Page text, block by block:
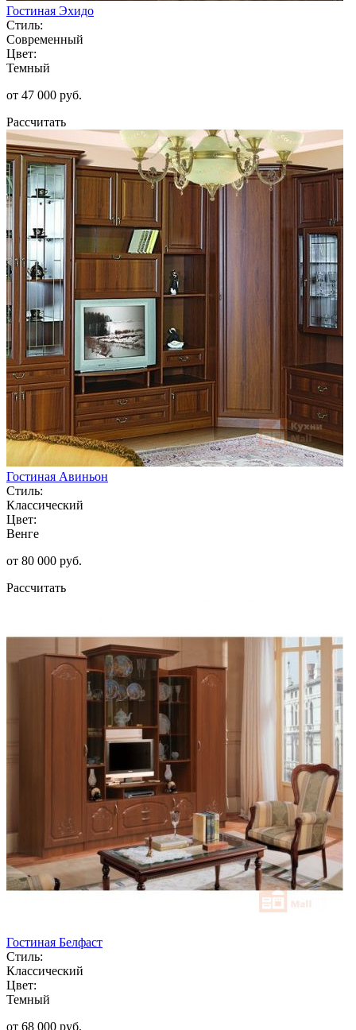
Гостиная Эхидо
Стиль:
Современный
Цвет:
Темный
от 47 000 руб.
Рассчитать
Гостиная Авиньон
Стиль:
Классический
Цвет:
Венге
от 80 000 руб.
Рассчитать
Гостиная Белфаст
Стиль:
Классический
Цвет:
Темный
от 68 000 руб.